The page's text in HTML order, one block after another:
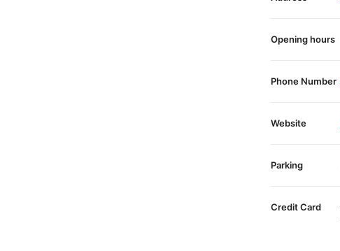
Opening hours
Phone Number
Website
Parking
Credit Card